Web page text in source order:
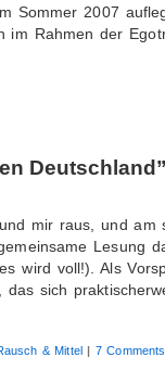
Sommer 2007
im Rahmen der
mir raus, und am
Lesung
wird voll!). Als
sich
& Mittel | 7